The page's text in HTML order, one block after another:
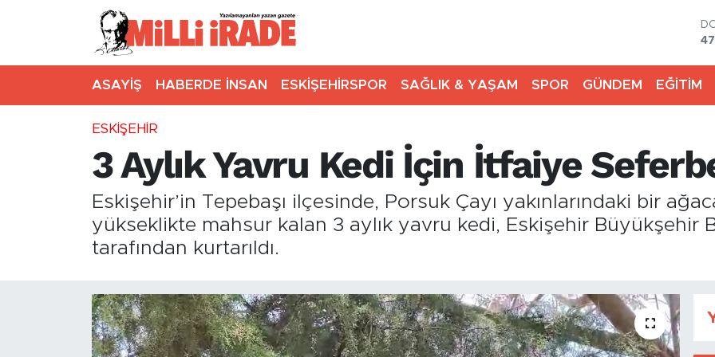
ASAYİŞ HABERDE İNSAN ESKİŞEHİRSPOR SAĞLIK & YAŞAM SPOR GÜNDEM EĞİTİM
ESKİŞEHİR
3 Aylık Yavru Kedi İçin İtfaiye
Eskişehir’in Tepebaşı ilçesinde, Porsuk Çayı yakınlarındaki bir
yükseklikte mahsur kalan 3 aylık yavru kedi, Eskişehir Büyükşehir
tarafından kurtarıldı.